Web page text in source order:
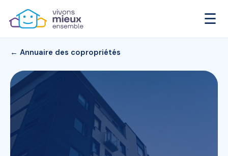
☰
← Annuaire des copropriétés